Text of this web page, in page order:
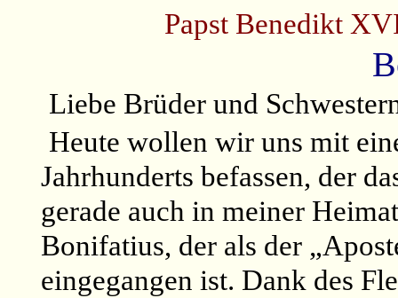
Papst Benedikt
Liebe Brüder und
Heute wollen wir uns mit
Jahrhunderts befassen, der
gerade auch in meiner
Bonifatius, der als der
eingegangen ist. Dank des